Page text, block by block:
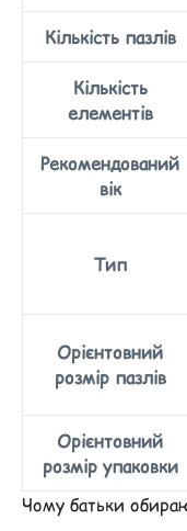
Кількість пазлів
Кількість
елементів
Рекомендований
вік
Тип
Орієнтовний
розмір пазлів
Орієнтовний
розмір упаковки
Чому батьки